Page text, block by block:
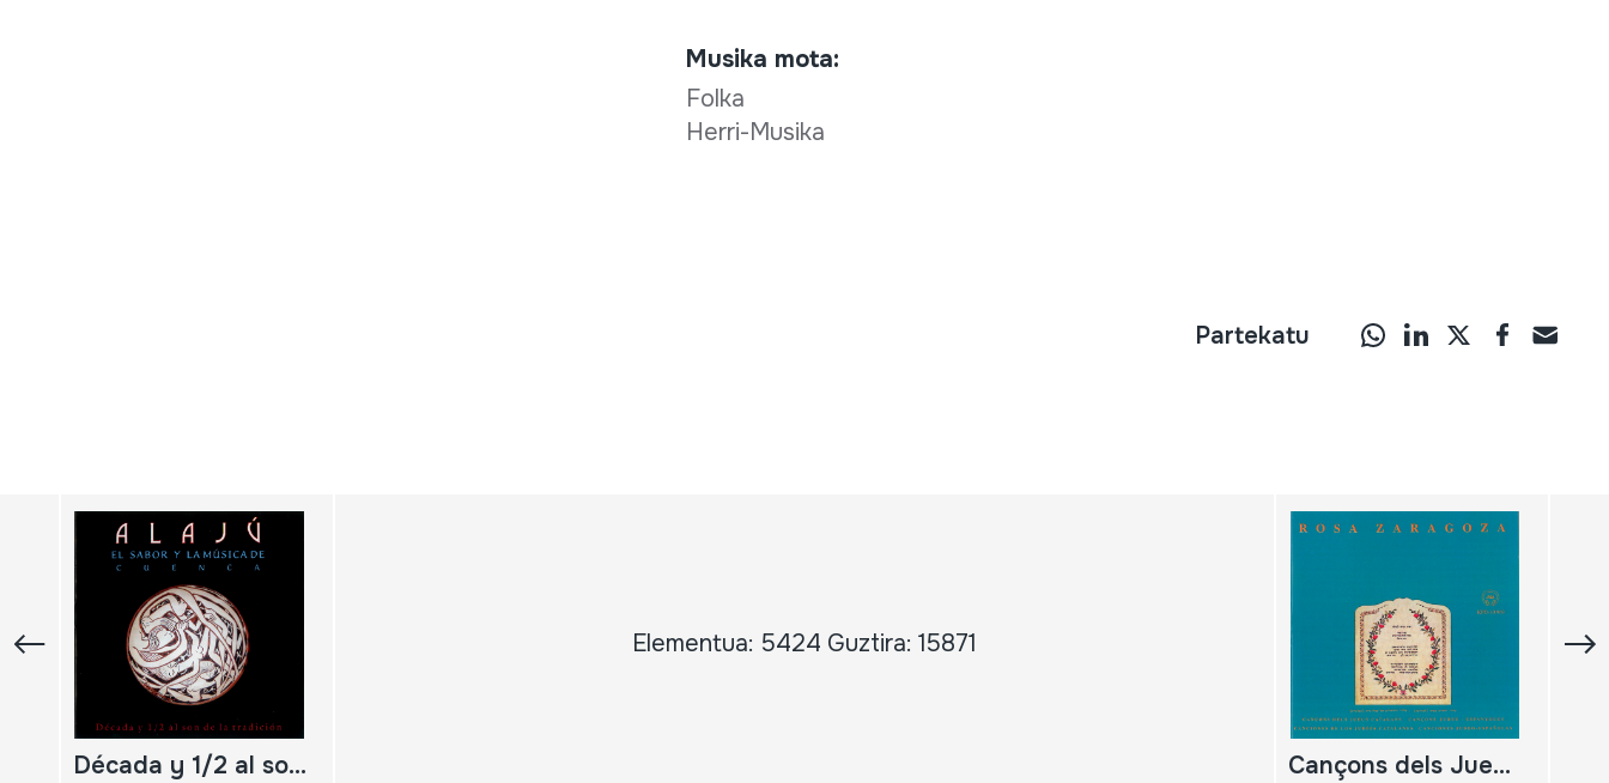
Musika mota:
Folka
Herri-Musika
Partekatu
Elementua: 5424 Guztira: 15871
Década y 1/2 al son de la Tradición; Alujú. El sabor y la Música de Cuenca Cançons dels Jueus Catalans; Cançons dels Jueus Espanyoles; Canciones de los Judíos Catalanes; Canciones Judeo-españolas